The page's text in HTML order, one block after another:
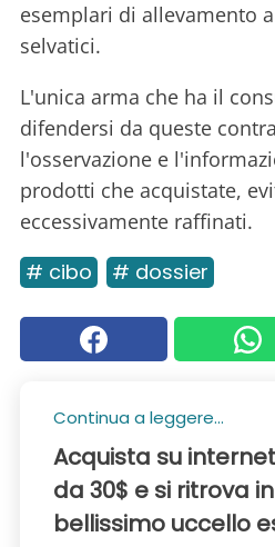
esemplari di allevamento
selvatici.
L'unica arma che ha il
difendersi da queste
l'osservazione e
prodotti che acquistate,
eccessivamente raffinati.
# cibo # dossier
Continua a leggere...
Acquista su
da 30$ e si ritrova
bellissimo uccello